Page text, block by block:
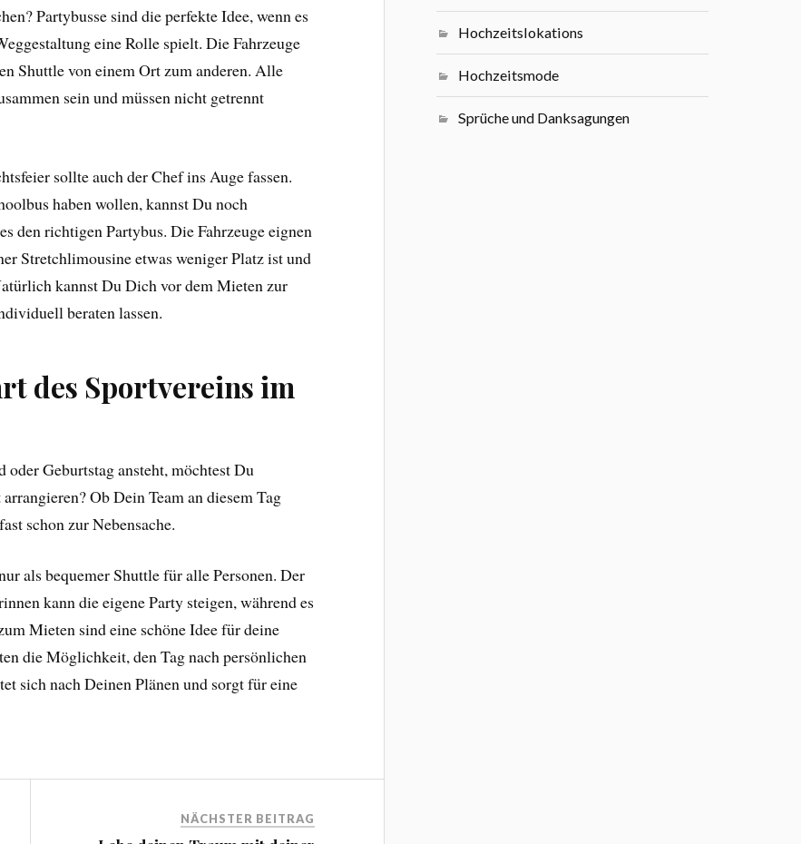
Partybusse sind die perfekte Idee, wenn es
eine Rolle spielt. Die Fahrzeuge
Shuttle von einem Ort zum anderen. Alle
sein und müssen nicht getrennt
sollte auch der Chef ins Auge fassen.
haben wollen, kannst Du noch
den richtigen Partybus. Die Fahrzeuge eignen
Stretchlimousine etwas weniger Platz ist und
kannst Du Dich vor dem Mieten zur
beraten lassen.
des Sportvereins im
oder Geburtstag ansteht, möchtest Du
Ob Dein Team an diesem Tag
schon zur Nebensache.
als bequemer Shuttle für alle Personen. Der
kann die eigene Party steigen, während es
Mieten sind eine schöne Idee für deine
die Möglichkeit, den Tag nach persönlichen
sich nach Deinen Plänen und sorgt für eine
NÄCHSTER BEITRAG
Hochzeitslokations
Hochzeitsmode
Sprüche und Danksagungen